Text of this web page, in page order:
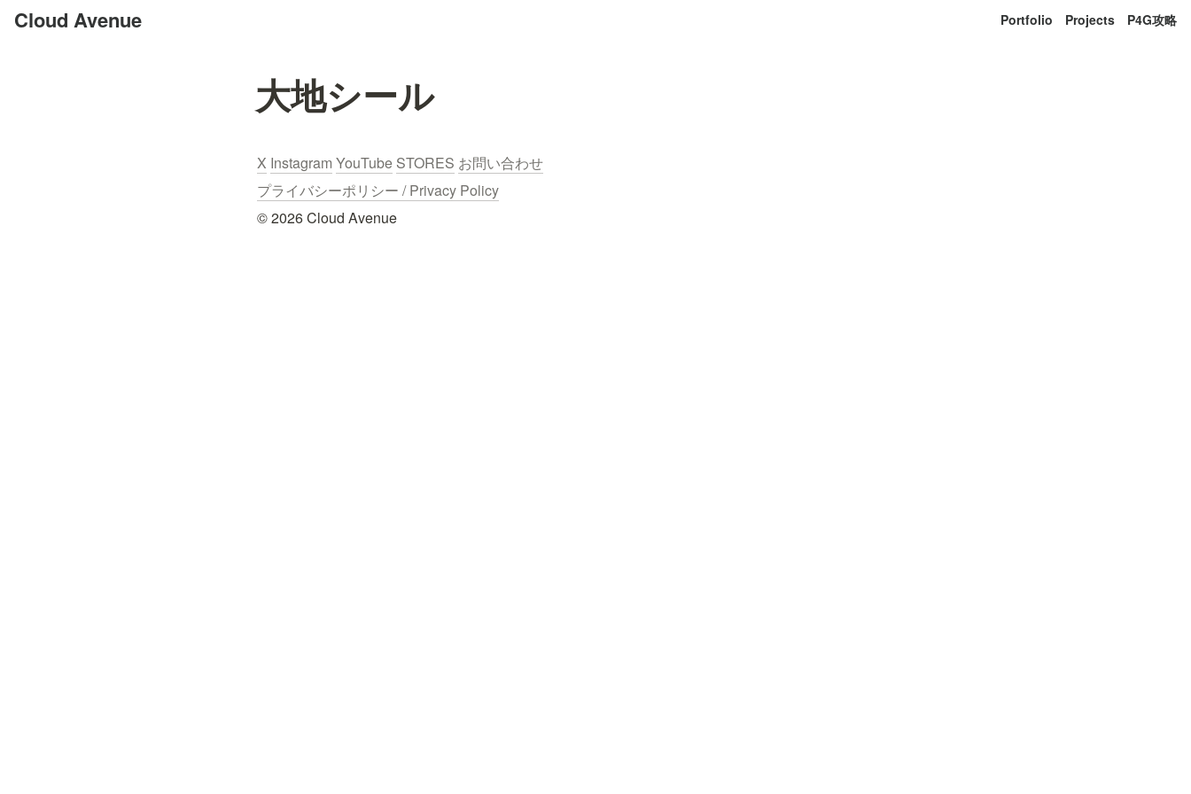
Cloud Avenue Portfolio Projects P4G攻略
大地シール
X Instagram YouTube STORES お問い合わせ
プライバシーポリシー / Privacy Policy
© 2026 Cloud Avenue